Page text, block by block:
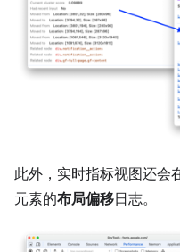
此外，实时指标视图还会
元素的布局偏移日志。